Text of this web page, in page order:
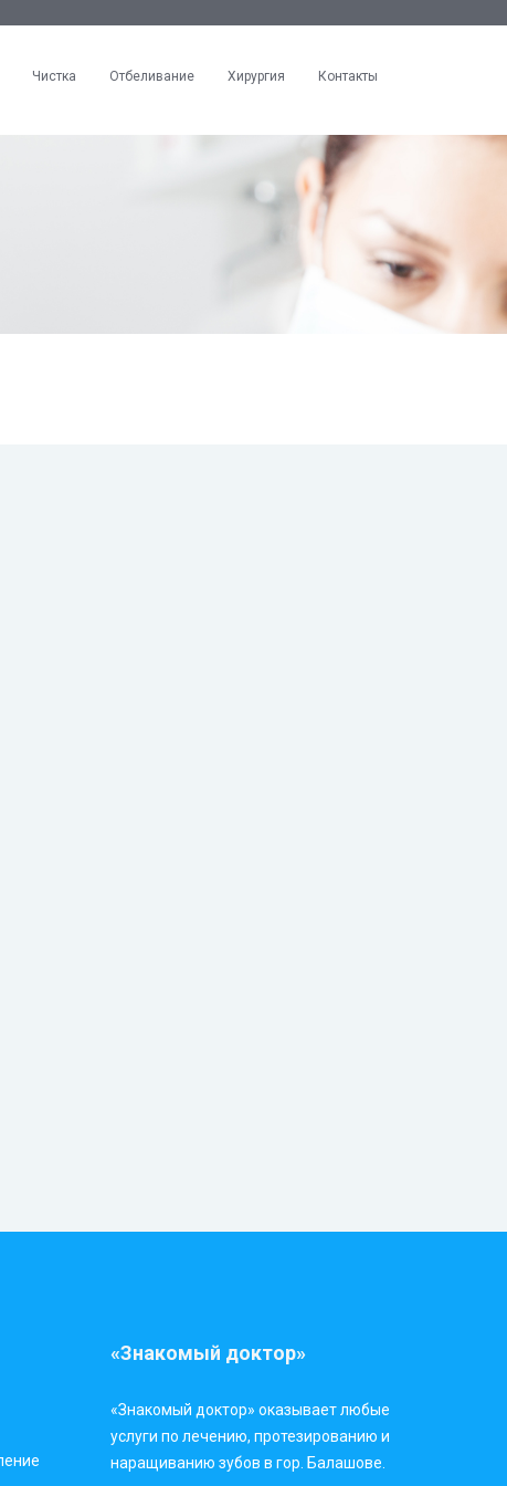
Чистка Отбеливание Хирургия Контакты
«Знакомый доктор»
«Знакомый доктор» оказывает любые
услуги по лечению, протезированию и
наращиванию зубов в гор. Балашове.